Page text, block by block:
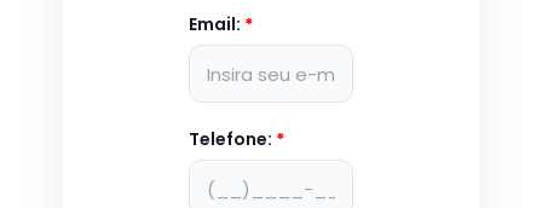
Email: *
Telefone: *